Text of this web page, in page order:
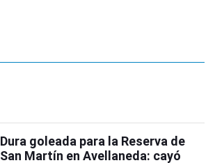
Dura goleada para la Reserva de
San Martín en Avellaneda: cayó